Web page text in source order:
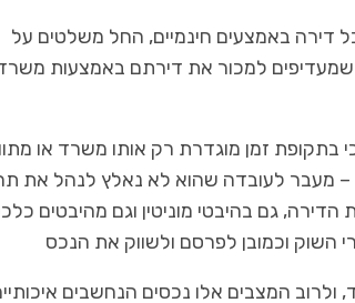
דירה באמצעים חינמיים, החל משלטים על
שמעדיפים למכור את דירתם באמצעות
בתקופת זמן מוגדרת רק אותו משרד או
– מעבר לעובדה שהוא לא נאלץ לנהל את
גם בהיבטי מוניטין וגם מהיבטים
וכמובן לפרסם ולשווק את הנכס
המצבים אלו נכסים הנחשבים